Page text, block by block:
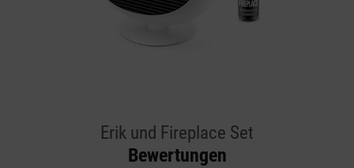
Erik und Fireplace Set
Bewertungen